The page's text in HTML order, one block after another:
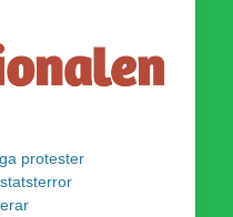
protester